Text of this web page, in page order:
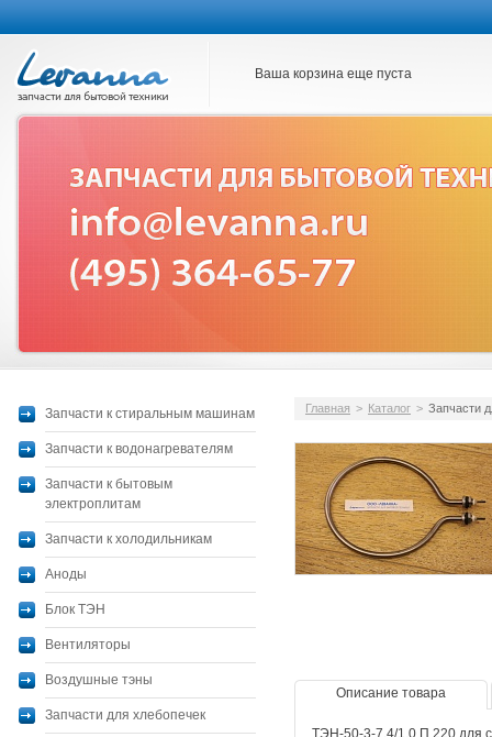
Ваша корзина еще пуста
Запчасти к стиральным машинам
Запчасти к водонагревателям
Запчасти к бытовым
электроплитам
Запчасти к холодильникам
Аноды
Блок ТЭН
Вентиляторы
Воздушные тэны
Запчасти для хлебопечек
Главная > Каталог > Запчасти
Описание товара
ТЭН-50-3-7,4/1,0 П 220 для